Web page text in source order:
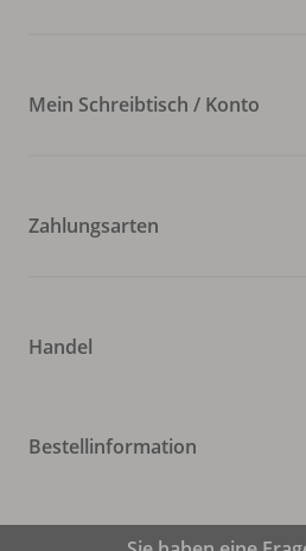
Mein Schreibtisch / Konto
Zahlungsarten
Handel
Bestellinformation